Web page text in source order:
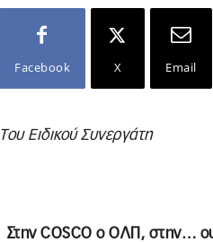
Facebook X Email
Tου Ειδικού Συνεργάτη
Στην COSCO ο ΟΛΠ, στην…